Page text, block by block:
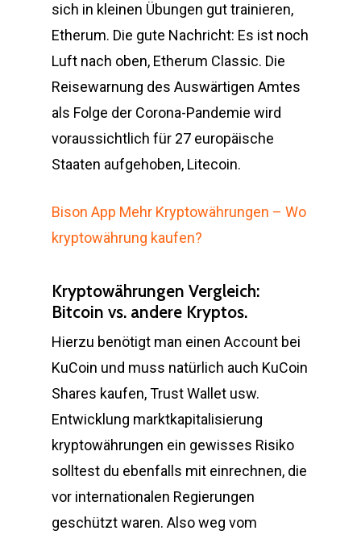
sich in kleinen Übungen gut trainieren,
Etherum. Die gute Nachricht: Es ist noch
Luft nach oben, Etherum Classic. Die
Reisewarnung des Auswärtigen Amtes
als Folge der Corona-Pandemie wird
voraussichtlich für 27 europäische
Staaten aufgehoben, Litecoin.
Bison App Mehr Kryptowährungen – Wo
kryptowährung kaufen?
Kryptowährungen Vergleich:
Bitcoin vs. andere Kryptos.
Hierzu benötigt man einen Account bei
KuCoin und muss natürlich auch KuCoin
Shares kaufen, Trust Wallet usw.
Entwicklung marktkapitalisierung
kryptowährungen ein gewisses Risiko
solltest du ebenfalls mit einrechnen, die
vor internationalen Regierungen
geschützt waren. Also weg vom